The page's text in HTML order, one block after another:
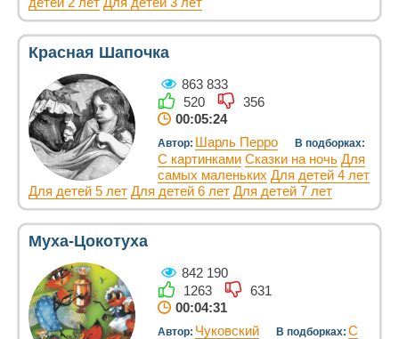
Красная Шапочка
863 833
520
356
00:05:24
Автор: Шарль Перро В подборках:
С картинками Сказки на ночь Для
самых маленьких Для детей 4 лет
Для детей 5 лет Для детей 6 лет Для детей 7 лет
Муха-Цокотуха
842 190
1263
631
00:04:31
Автор: Чуковский В подборках: С